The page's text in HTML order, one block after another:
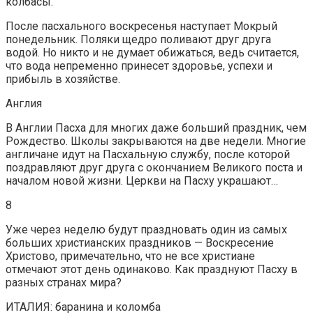
После пасхального воскресенья наступает Мокрый
понедельник. Поляки щедро поливают друг друга
водой. Но никто и не думает обижаться, ведь считается,
что вода непременно принесет здоровье, успехи и
прибыль в хозяйстве.
Англия
В Англии Пасха для многих даже больший праздник, чем
Рождество. Школы закрываются на две недели. Многие
англичане идут на Пасхальную службу, после которой
поздравляют друг друга с окончанием Великого поста и
началом новой жизни. Церкви на Пасху украшают…
8
Уже через неделю будут праздновать один из самых
больших христианских праздников — Воскресение
Христово, примечательно, что не все христиане
отмечают этот день одинаково. Как празднуют Пасху в
разных странах мира?
ИТАЛИЯ: баранина и коломба